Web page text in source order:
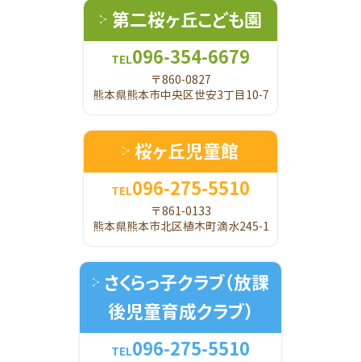
第二桜ヶ丘こども園
TEL096-354-6679
〒860-0827
熊本県熊本市中央区世安3丁目10-7
桜ヶ丘児童館
TEL096-275-5510
〒861-0133
熊本県熊本市北区植木町滴水245-1
さくらっ子クラブ（放課
後児童育成クラブ）
TEL096-275-5510